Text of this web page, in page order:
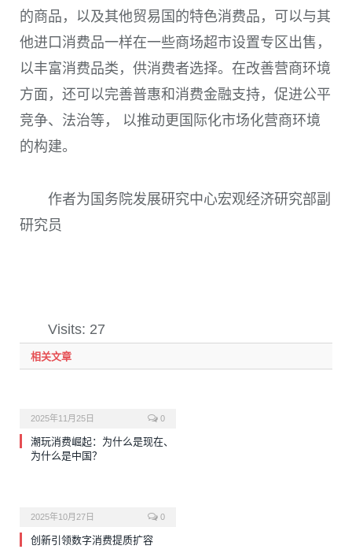
的商品，以及其他贸易国的特色消费品，可以与其
他进口消费品一样在一些商场超市设置专区出售，
以丰富消费品类，供消费者选择。在改善营商环境
方面，还可以完善普惠和消费金融支持，促进公平
竞争、法治等， 以推动更国际化市场化营商环境
的构建。
作者为国务院发展研究中心宏观经济研究部副
研究员
Visits: 27
相关文章
2025年11月25日 0
潮玩消费崛起：为什么是现在、
为什么是中国？
2025年10月27日 0
创新引领数字消费提质扩容